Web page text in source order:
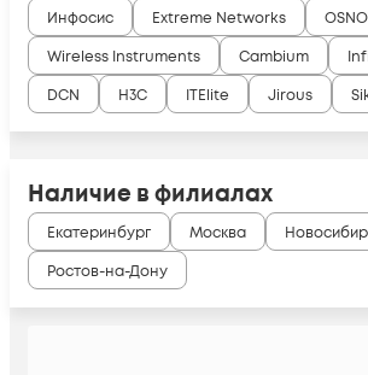
Инфосис
Extreme Networks
Wireless Instruments
Cambium
DCN
H3C ITElite Jirous
Наличие в филиалах
Екатеринбург Москва
Ростов-на-Дону